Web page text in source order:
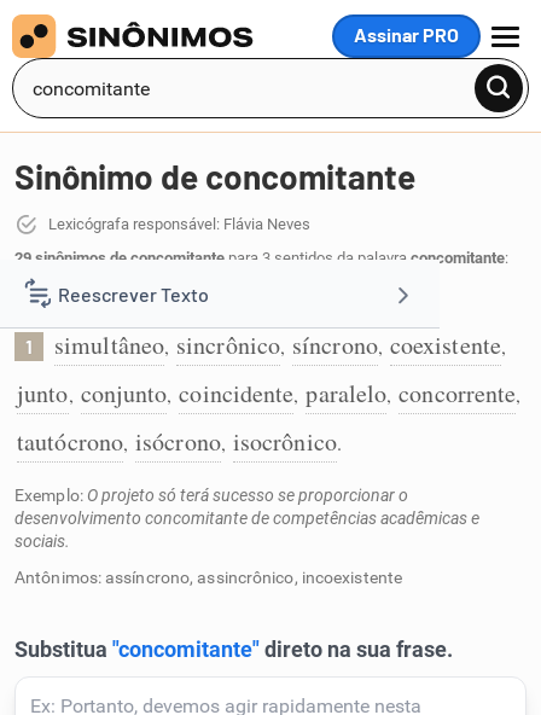
Assinar PRO
MENU
Reescrever Texto
Resumir Texto
Corrigir Texto
Detector de IA
Humanizador de IA
Cata-letras
Sinônimo de concomitante
Lexicógrafa responsável: Flávia Neves
29 sinônimos de concomitante para 3 sentidos da palavra concomitante:
Que acontece ao mesmo tempo:
1 simultâneo, sincrônico, síncrono, coexistente,
junto, conjunto, coincidente, paralelo, concorrente,
tautócrono, isócrono, isocrônico.
Exemplo: O projeto só terá sucesso se proporcionar o
desenvolvimento concomitante de competências acadêmicas e
sociais.
Antônimos: assíncrono, assincrônico, incoexistente